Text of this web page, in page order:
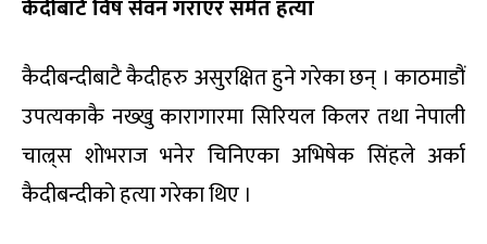
कैदीबाटै विष सेवन गराएर समेत हत्या
कैदीबन्दीबाटै कैदीहरु असुरक्षित हुने गरेका छन् । काठमाडौं
उपत्यकाकै नख्खु कारागारमा सिरियल किलर तथा नेपाली
चाल्र्स शोभराज भनेर चिनिएका अभिषेक सिंहले अर्का
कैदीबन्दीको हत्या गरेका थिए ।